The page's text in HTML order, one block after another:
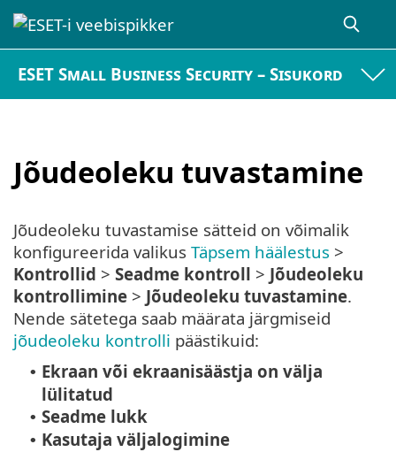
ESET Small Business Security – Sisukord
Jõudeoleku tuvastamine
Jõudeoleku tuvastamise sätteid on võimalik
konfigureerida valikus Täpsem häälestus >
Kontrollid > Seadme kontroll > Jõudeoleku
kontrollimine > Jõudeoleku tuvastamine.
Nende sätetega saab määrata järgmiseid
jõudeoleku kontrolli päästikuid:
• Ekraan või ekraanisäästja on välja
lülitatud
• Seadme lukk
• Kasutaja väljalogimine